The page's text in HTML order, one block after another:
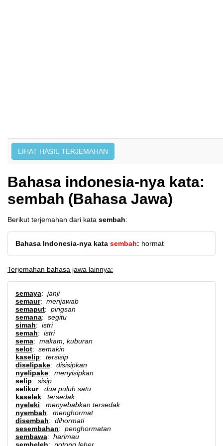
Bahasa indonesia-nya kata:
sembah (Bahasa Jawa)
Berikut terjemahan dari kata sembah:
Bahasa Indonesia-nya kata sembah: hormat
Terjemahan bahasa jawa lainnya:
semaya: janji
semaur: menjawab
semaput: pingsan
semana: segitu
simah: istri
semah: istri
sema: makam, kuburan
selot: semakin
kaselip: tersisip
diselipake: disisipkan
nyelipake: menyisipkan
selip: sisip
selikur: dua puluh satu
kaselek: tersedak
nyeleki: menyebabkan tersedak
nyembah: menghormat
disembah: dihormati
sesembahan: penghormatan
sembawa: harimau